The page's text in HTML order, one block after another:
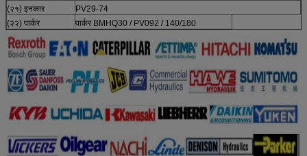
(२१) इनकार
PV29-74
(२२) पार्कर
पार्कर BMHQ30 / PV092 / 140/180